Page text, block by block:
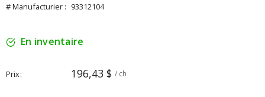
# Manufacturier : 93312104
En inventaire
Prix 196,43 $ / ch